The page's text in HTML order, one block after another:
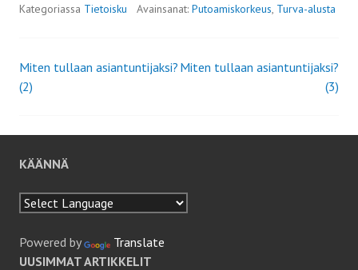
Kategoriassa Tietoisku Avainsanat: Putoamiskorkeus, Turva-alusta
Artikkelien
Miten tullaan asiantuntijaksi?
(2)
Miten tullaan asiantuntijaksi?
(3)
KÄÄNNÄ
Powered by
Translate
UUSIMMAT ARTIKKELIT